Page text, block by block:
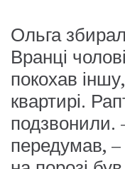
Ольга
Вранці
покохав
квартирі.
передумав,